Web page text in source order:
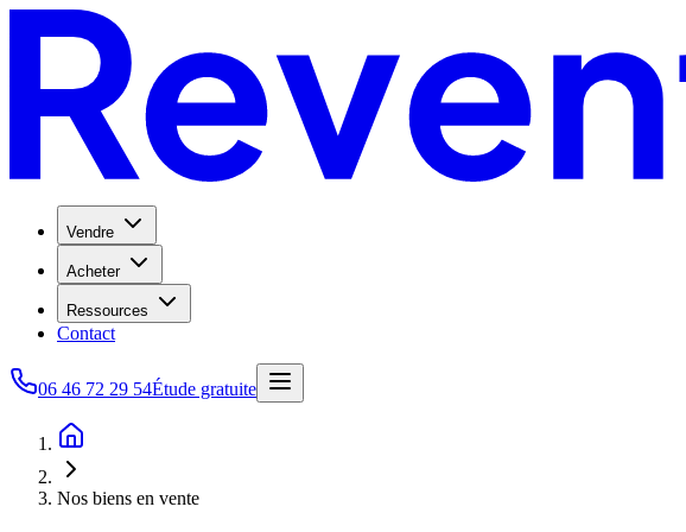
Vendre
Acheter
Ressources
Contact
06 46 72 29 54Étude gratuite
Nos biens en vente